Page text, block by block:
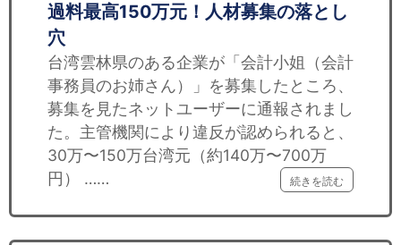
過料最高150万元！人材募集の落とし
穴
台湾雲林県のある企業が「会計小姐（会計
事務員のお姉さん）」を募集したところ、
募集を見たネットユーザーに通報されまし
た。主管機関により違反が認められると、
30万〜150万台湾元（約140万〜700万
円） ……
続きを読む